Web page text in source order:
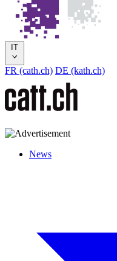
IT
FR (cath.ch) DE (kath.ch)
News